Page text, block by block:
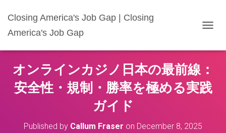
Closing America's Job Gap | Closing
America's Job Gap
G
L
E
N
オンラインカジノ日本の最前線：
安全性・規制・勝率を極める実践
ガイド
Published by Callum Fraser on December 8, 2025